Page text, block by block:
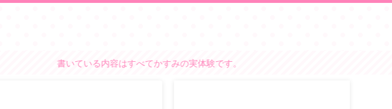
書いている内容はすべてかすみの実体験です。